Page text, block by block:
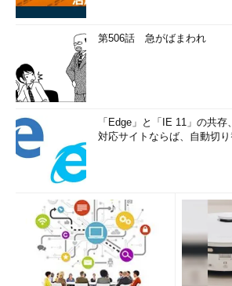
第506話 急がばまわれ
「Edge」と「IE 11」の共
対応サイトならば、自動切り